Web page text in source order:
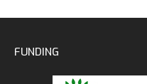
FUNDING